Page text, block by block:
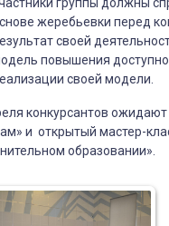
жеребьевки перед
своей
повышения
своей модели.
конкурсантов
и открытый мастер-
образовании».